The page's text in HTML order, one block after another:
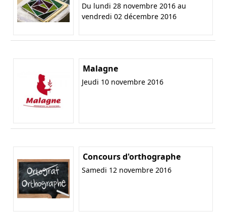
Du lundi 28 novembre 2016 au
vendredi 02 décembre 2016
Malagne
Jeudi 10 novembre 2016
Concours d'orthographe
Samedi 12 novembre 2016